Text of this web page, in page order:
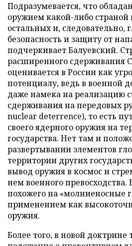
Подразумевается, что
оружием какой-либо страной
остальных и, следовательно,
безопасность и защиту от
подчеркивает Балуевский.
расширенного сдерживания
оценивается в России как
потенциалу, ведь в военной
даже намека на реализацию
сдерживания на передовых
nuclear deterrence), то есть
своего ядерного оружия на
государства. Нет там и
развертывании элементов
территории других
вывод оружия в космос и
нем военного превосходства.
похожего на «молниеносные
применением как
оружия.
Более того, в новой доктрине